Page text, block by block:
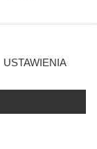
prywatności
zgody
takiemu
tylko
USTAWIENIA